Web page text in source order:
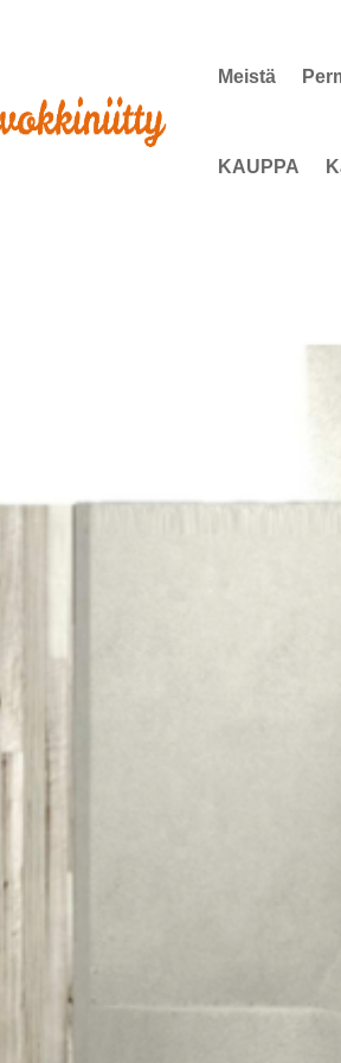
Meistä
KAUPPA